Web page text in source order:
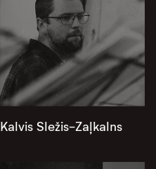
Kalvis Sležis-Zaļkalns